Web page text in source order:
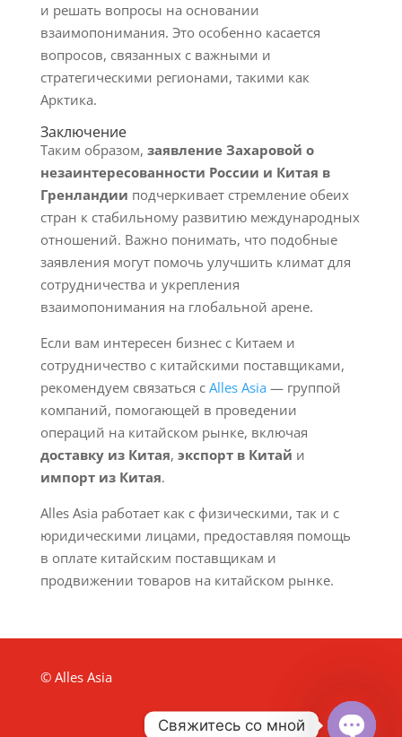
и решать вопросы на основании
взаимопонимания. Это особенно касается
вопросов, связанных с важными и
стратегическими регионами, такими как
Арктика.
Заключение
Таким образом, заявление Захаровой о
незаинтересованности России и Китая в
Гренландии подчеркивает стремление обеих
стран к стабильному развитию международных
отношений. Важно понимать, что подобные
заявления могут помочь улучшить климат для
сотрудничества и укрепления
взаимопонимания на глобальной арене.
Если вам интересен бизнес с Китаем и
сотрудничество с китайскими поставщиками,
рекомендуем связаться с Alles Asia — группой
компаний, помогающей в проведении
операций на китайском рынке, включая
доставку из Китая, экспорт в Китай и
импорт из Китая.
Alles Asia работает как с физическими, так и с
юридическими лицами, предоставляя помощь
в оплате китайским поставщикам и
продвижении товаров на китайском рынке.
© Alles Asia
Свяжитесь со мной